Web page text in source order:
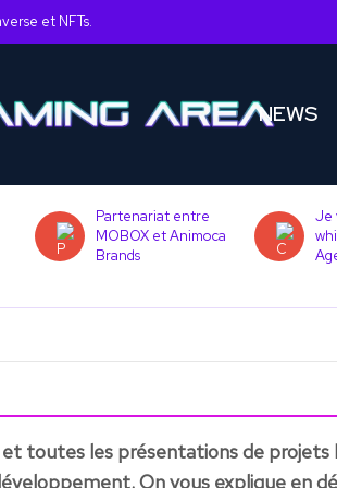
et NFTs.
NEWS
Partenariat entre
MOBOX et Animoca
Brands
Je
toutes les présentations de projets
On vous explique en